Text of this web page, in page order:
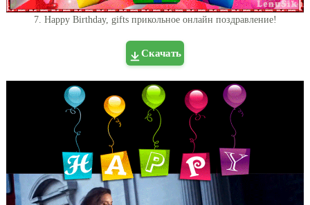
7. Happy Birthday, gifts прикольное онлайн поздравление!
Скачать